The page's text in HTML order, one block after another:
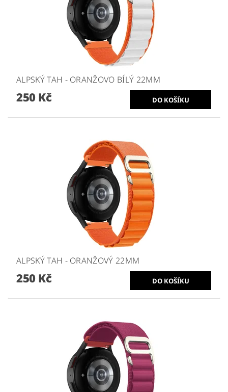
ALPSKÝ TAH - ORANŽOVO BÍLÝ 22MM
250 Kč
ALPSKÝ TAH - ORANŽOVÝ 22MM
250 Kč